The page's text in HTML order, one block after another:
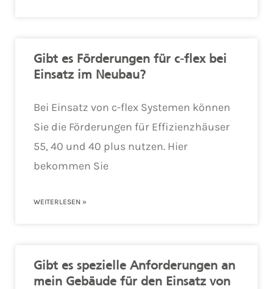
Gibt es Förderungen für c-flex bei
Einsatz im Neubau?
Bei Einsatz von c-flex Systemen können
Sie die Förderungen für Effizienzhäuser
55, 40 und 40 plus nutzen. Hier
bekommen Sie
WEITERLESEN »
Gibt es spezielle Anforderungen an
mein Gebäude für den Einsatz von